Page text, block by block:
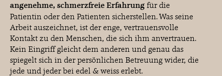
angenehme, schmerzfreie Erfahrung für die
Patientin oder den Patienten sicherstellen. Was seine
Arbeit auszeichnet, ist der enge, vertrauensvolle
Kontakt zu den Menschen, die sich ihm anvertrauen.
Kein Eingriff gleicht dem anderen und genau das
spiegelt sich in der persönlichen Betreuung wider, die
jede und jeder bei edel & weiss erlebt.